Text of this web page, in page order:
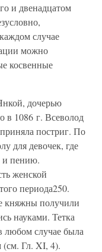
и двенадцатом
случае
можно
косвенные
дочерью
в 1086 г. Всеволод
постриг. По
для девочек, где
и пению.
женской
периода250.
княжны получили
науками. Тетка
любом случае была
(см. Гл. XI, 4).